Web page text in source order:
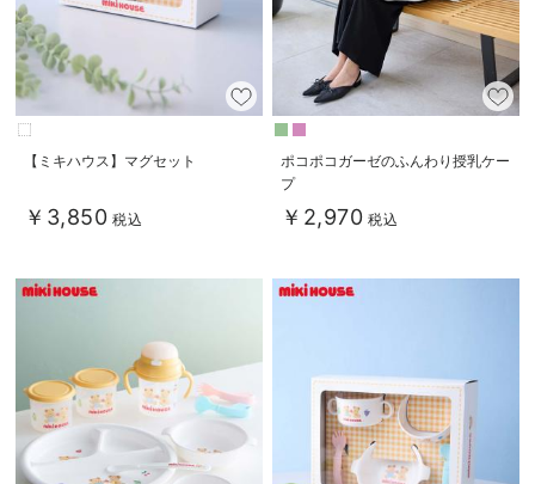
入院準備の持ち物チェック
【ミキハウス】マグセット
￥3,850 税込
ポコポコガーゼのふんわり授乳ケー
プ
￥2,970 税込